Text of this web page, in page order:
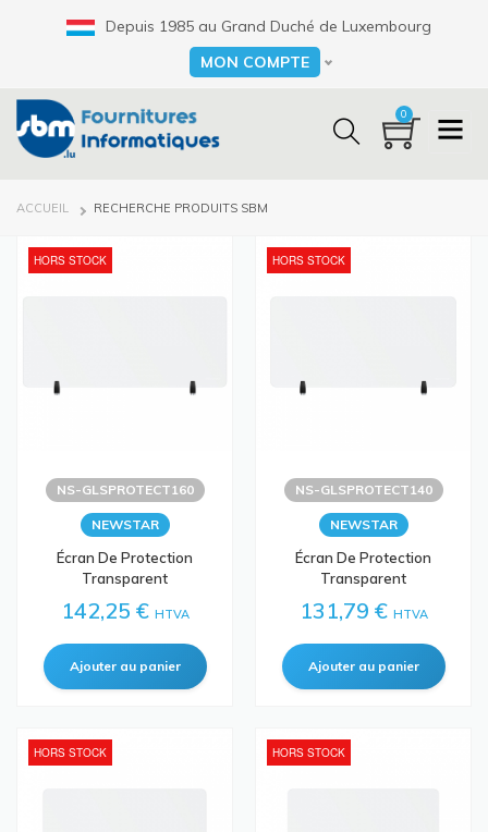
Depuis 1985 au Grand Duché de Luxembourg
Select your language
MON COMPTE
0
FIL
ACCUEIL RECHERCHE PRODUITS SBM
HORS STOCK
NS-GLSPROTECT160
NEWSTAR
Écran De Protection
Transparent
142,25 € HTVA
HORS STOCK
NS-GLSPROTECT140
NEWSTAR
Écran De Protection
Transparent
131,79 € HTVA
HORS STOCK HORS STOCK